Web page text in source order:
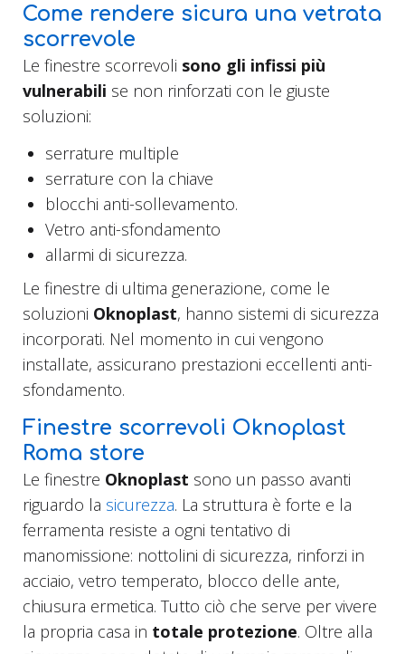
Come rendere sicura una vetrata
scorrevole
Le finestre scorrevoli sono gli infissi più
vulnerabili se non rinforzati con le giuste
soluzioni:
serrature multiple
serrature con la chiave
blocchi anti-sollevamento.
Vetro anti-sfondamento
allarmi di sicurezza.
Le finestre di ultima generazione, come le
soluzioni Oknoplast, hanno sistemi di sicurezza
incorporati. Nel momento in cui vengono
installate, assicurano prestazioni eccellenti anti-
sfondamento.
Finestre scorrevoli Oknoplast
Roma store
Le finestre Oknoplast sono un passo avanti
riguardo la sicurezza. La struttura è forte e la
ferramenta resiste a ogni tentativo di
manomissione: nottolini di sicurezza, rinforzi in
acciaio, vetro temperato, blocco delle ante,
chiusura ermetica. Tutto ciò che serve per vivere
la propria casa in totale protezione. Oltre alla